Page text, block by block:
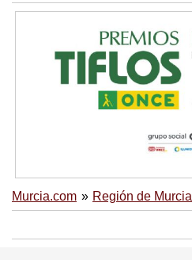
Murcia.com Región de Murcia